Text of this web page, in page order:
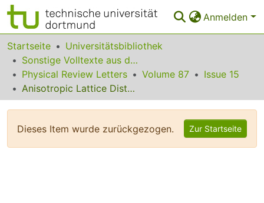
Anmelden
Bereiche & Sammlungen
Das gesamte Repositorium
Statistiken
Startseite
Universitätsbibliothek
Sonstige Volltexte aus dem Bibliotheksangebot
Physical Review Letters
Volume 87
Issue 15
Anisotropic Lattice Distortions in Random Alloys from First-Principles Theory
Dieses Item wurde zurückgezogen. Zur Startseite